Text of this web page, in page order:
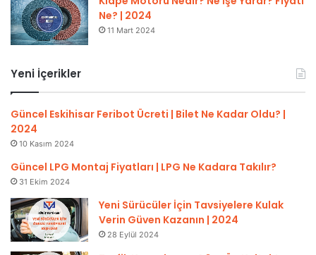
Ne? | 2024
11 Mart 2024
Yeni İçerikler
Güncel Eskihisar Feribot Ücreti | Bilet Ne Kadar Oldu? |
2024
10 Kasım 2024
Güncel LPG Montaj Fiyatları | LPG Ne Kadara Takılır?
31 Ekim 2024
Yeni Sürücüler İçin Tavsiyelere Kulak
Verin Güven Kazanın | 2024
28 Eylül 2024